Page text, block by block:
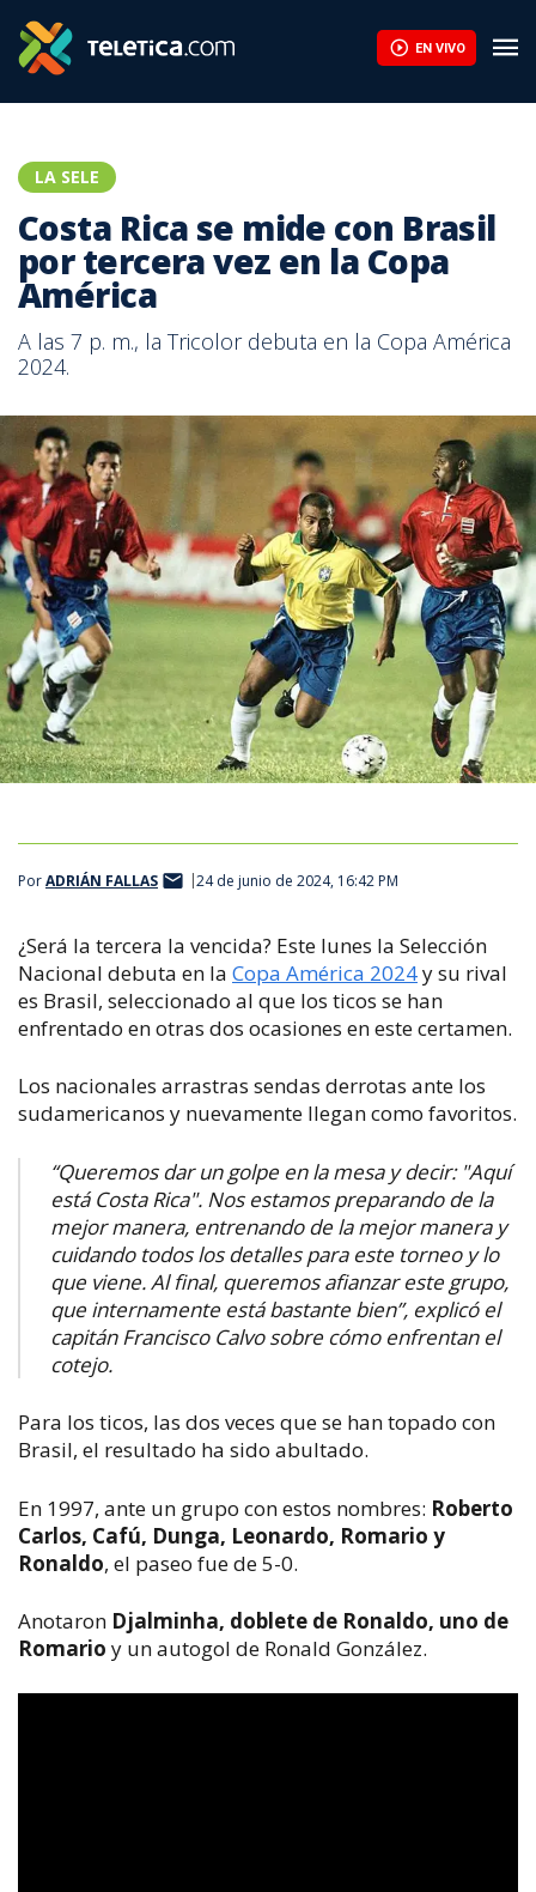
EN VIVO
LA SELE
Costa Rica se mide con Brasil
por tercera vez en la Copa
América
A las 7 p. m., la Tricolor debuta en la Copa América
2024.
PorADRIÁN FALLAS 24 de junio de 2024, 16:42 PM
¿Será la tercera la vencida? Este lunes la Selección
Nacional debuta en la Copa América 2024y su rival
es Brasil, seleccionado al que los ticos se han
enfrentado en otras dos ocasiones en este certamen.
Los nacionales arrastras sendas derrotas ante los
sudamericanos y nuevamente llegan como favoritos.
“Queremos dar un golpe en la mesa y decir: "Aquí
está Costa Rica". Nos estamos preparando de la
mejor manera, entrenando de la mejor manera y
cuidando todos los detalles para este torneo y lo
que viene. Al final, queremos afianzar este grupo,
que internamente está bastante bien”, explicó el
capitán Francisco Calvo sobre cómo enfrentan el
cotejo.
Para los ticos, las dos veces que se han topado con
Brasil, el resultado ha sido abultado.
En 1997, ante un grupo con estos nombres: Roberto
Carlos, Cafú, Dunga, Leonardo, Romario y
Ronaldo, el paseo fue de 5-0.
Anotaron Djalminha, doblete de Ronaldo, uno de
Romario y un autogol de Ronald González.